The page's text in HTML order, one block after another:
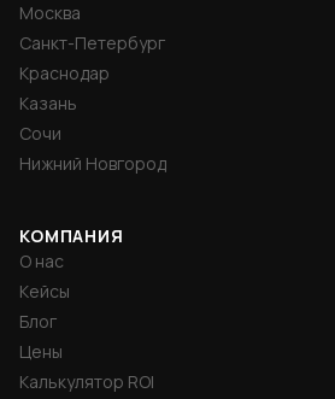
Москва
Санкт-Петербург
Краснодар
Казань
Сочи
Нижний Новгород
КОМПАНИЯ
О нас
Кейсы
Блог
Цены
Калькулятор ROI